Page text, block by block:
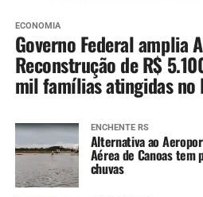
ECONOMIA
Governo Federal amplia
Reconstrução de R$
mil famílias atingidas no
ENCHENTE RS
Alternativa ao
Aérea de Canoas tem
chuvas